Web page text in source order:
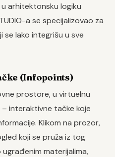
arhitektonsku logiku
a se specijalizovao za
se lako integrišu u sve
(Infopoints)
prostore, u virtuelnu
interaktivne tačke koje
Klikom na prozor,
koji se pruža iz tog
materijalima,